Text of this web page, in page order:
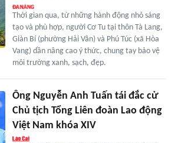
Thời gian qua, từ những hành động nhỏ sáng
tạo và phù hợp, người Cơ Tu tại thôn Tà Lang,
Giàn Bí (phường Hải Vân) và Phú Túc (xã Hòa
Vang) dần nâng cao ý thức, chung tay bảo vệ
môi trường xanh, sạch, đẹp.
Ông Nguyễn Anh Tuấn tái đắc cử
Chủ tịch Tổng Liên đoàn Lao động
Việt Nam khóa XIV